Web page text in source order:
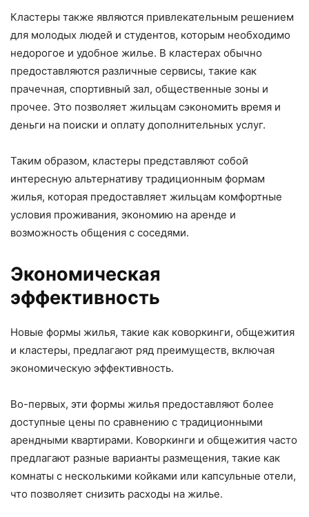
Кластеры также являются привлекательным решением
для молодых людей и студентов, которым необходимо
недорогое и удобное жилье. В кластерах обычно
предоставляются различные сервисы, такие как
прачечная, спортивный зал, общественные зоны и
прочее. Это позволяет жильцам сэкономить время и
деньги на поиски и оплату дополнительных услуг.
Таким образом, кластеры представляют собой
интересную альтернативу традиционным формам
жилья, которая предоставляет жильцам комфортные
условия проживания, экономию на аренде и
возможность общения с соседями.
Экономическая
эффективность
Новые формы жилья, такие как коворкинги, общежития
и кластеры, предлагают ряд преимуществ, включая
экономическую эффективность.
Во-первых, эти формы жилья предоставляют более
доступные цены по сравнению с традиционными
арендными квартирами. Коворкинги и общежития часто
предлагают разные варианты размещения, такие как
комнаты с несколькими койками или капсульные отели,
что позволяет снизить расходы на жилье.